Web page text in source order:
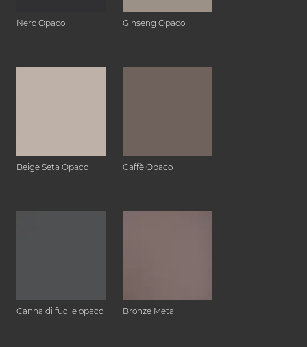
Nero Opaco Ginseng Opaco
Beige Seta Opaco Caffè Opaco
Canna di fucile opaco Bronze Metal